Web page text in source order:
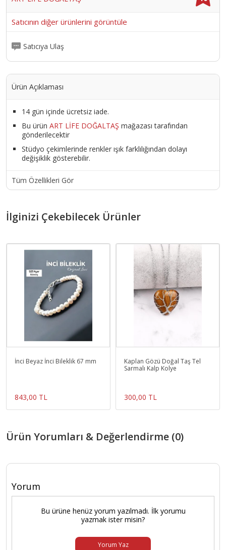
Satıcının diğer ürünlerini görüntüle
Satıcıya Ulaş
Ürün Açıklaması
14 gün içinde ücretsiz iade.
Bu ürün ART LİFE DOĞALTAŞ mağazası tarafından
gönderilecektir
Stüdyo çekimlerinde renkler ışık farklılığından dolayı
değişiklik gösterebilir.
Tüm Özellikleri Gör
İlginizi Çekebilecek Ürünler
İnci Beyaz İnci Bileklik 67 mm
843,00 TL
Kaplan Gözü Doğal Taş Tel
Sarmalı Kalp Kolye
300,00 TL
Ürün Yorumları & Değerlendirme (0)
Yorum
Bu ürüne henüz yorum yazılmadı. İlk yorumu
yazmak ister misin?
Yorum Yaz